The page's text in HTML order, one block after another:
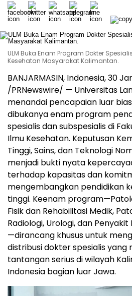
ULM Buka Enam Program Dokter
Kesehatan Masyarakat Kalimantan.
BANJARMASIN, Indonesia,30
/PRNewswire/ — Universitas
menandai pencapaian luar
dibukanya enam program
spesialis dan subspesialis di
Ilmu Kesehatan. Keputusan
Tinggi, Sains, dan Teknologi
menjadi bukti nyata
terhadap kapasitas dan
mengembangkan pendidikan
tinggi. Keenam
Fisik dan Rehabilitasi Medik,
Radiologi, Urologi, dan
—dirancang khusus untuk
distribusi dokter spesialis yang
tantangan serius di wilayah
Indonesia bagian luar Jawa.